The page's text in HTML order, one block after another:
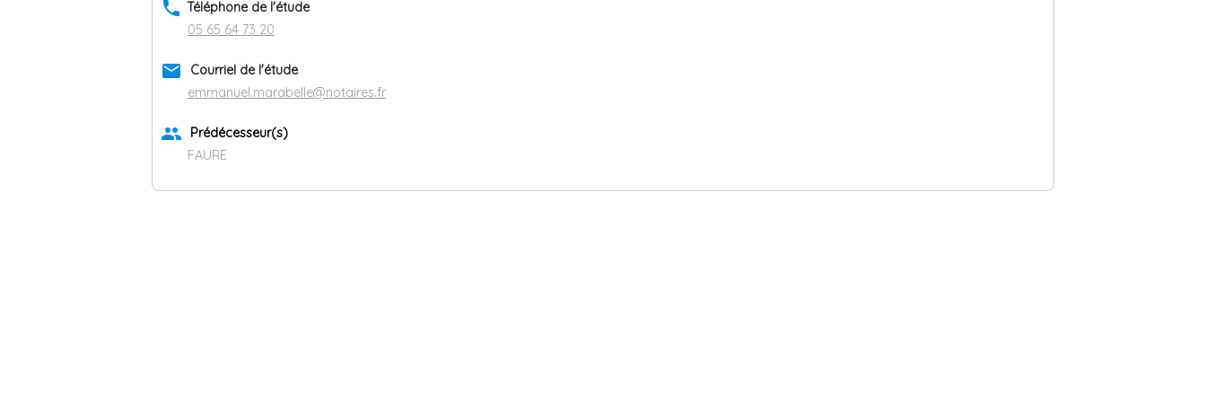
phone Téléphone de l'étude
05 65 64 73 20
email
Courriel de l'étude
emmanuel.marabelle@notaires.fr
group
Prédécesseur(s)
FAURE